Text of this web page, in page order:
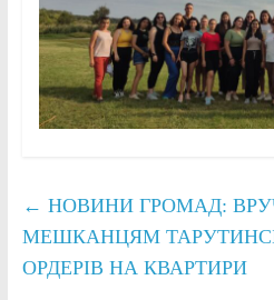
← НОВИНИ ГРОМАД:
МЕШКАНЦЯМ
ОРДЕРІВ НА КВАРТИРИ